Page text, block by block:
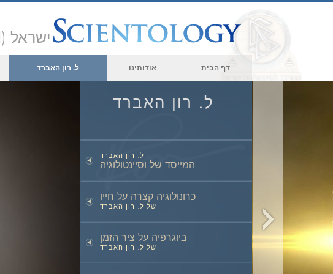
ישראל (Israel)
דף הבית אודותינו ל. רון האברד
ל. רון האברד
ל. רון האברד
המייסד של וסיינטולוגיה
כרונולוגיה קצרה על חייו
של ל. רון האברד
ביוגרפיה על ציר הזמן
של ל. רון האברד